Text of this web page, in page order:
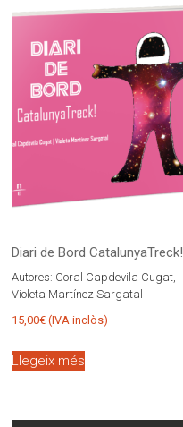
Diari de Bord CatalunyaTreck!
Autores: Coral Capdevila Cugat,
Violeta Martínez Sargatal
15,00€ (IVA inclòs)
Llegeix més